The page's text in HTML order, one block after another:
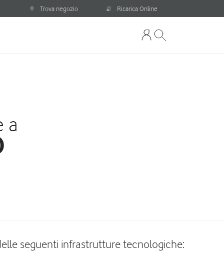
Trova negozio Ricarica Online
a
seguenti infrastrutture tecnologiche: